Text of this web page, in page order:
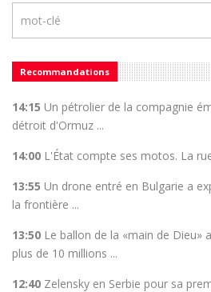
Recommandations
14:15 Un pétrolier de la compagnie
détroit d'Ormuz ...
14:00 L'État compte ses motos. La
13:55 Un drone entré en Bulgarie a
la frontière ...
13:50 Le ballon de la «main de Dieu»
plus de 10 millions ...
12:40 Zelensky en Serbie pour sa